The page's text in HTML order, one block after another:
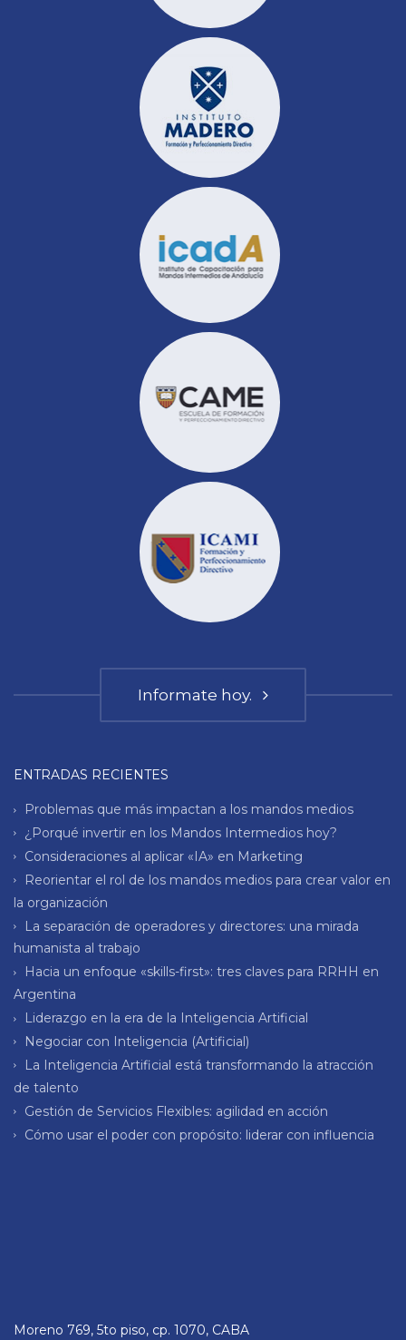
Informate hoy.
ENTRADAS RECIENTES
Problemas que más impactan a los mandos medios
¿Porqué invertir en los Mandos Intermedios hoy?
Consideraciones al aplicar «IA» en Marketing
Reorientar el rol de los mandos medios para crear valor en
la organización
La separación de operadores y directores: una mirada
humanista al trabajo
Hacia un enfoque «skills-first»: tres claves para RRHH en
Argentina
Liderazgo en la era de la Inteligencia Artificial
Negociar con Inteligencia (Artificial)
La Inteligencia Artificial está transformando la atracción
de talento
Gestión de Servicios Flexibles: agilidad en acción
Cómo usar el poder con propósito: liderar con influencia
Moreno 769, 5to piso, cp. 1070, CABA